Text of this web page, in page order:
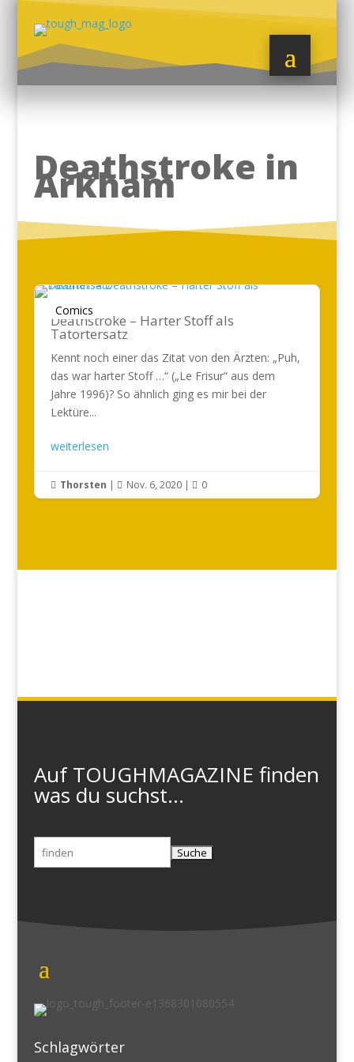
Deathstroke in
Arkham
Comics
Deathstroke – Harter Stoff als
Tatortersatz
Kennt noch einer das Zitat von den Ärzten: „Puh,
das war harter Stoff …“ („Le Frisur“ aus dem
Jahre 1996)? So ähnlich ging es mir bei der
Lektüre...
weiterlesen
 Thorsten |  Nov. 6, 2020|  0
Auf TOUGHMAGAZINE finden
was du suchst...
Suchen
nach:
Schlagwörter